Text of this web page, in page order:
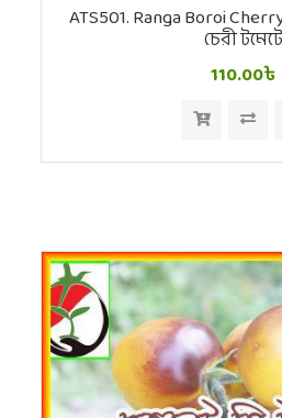
ATS501. Ranga Boroi
চেরী
110.00৳